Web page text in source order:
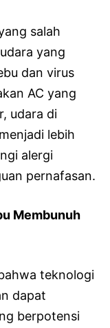
salah
yang
dan virus
AC yang
udara di
lebih
alergi
pernafasan.
Membunuh
teknologi
dapat
berpotensi